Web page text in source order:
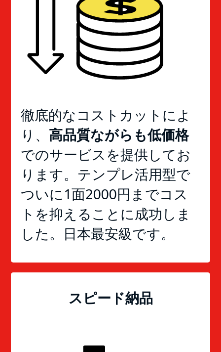
徹底的なコストカットによ
り、 高品質ながらも低価格
でのサービスを提供してお
ります。テンプレ活用型で
ついに1面2000円までコス
トを抑えることに成功しま
した。日本最安級です。
スピード納品